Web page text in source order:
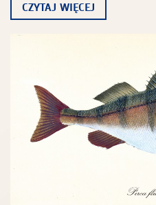
CZYTAJ WIĘCEJ